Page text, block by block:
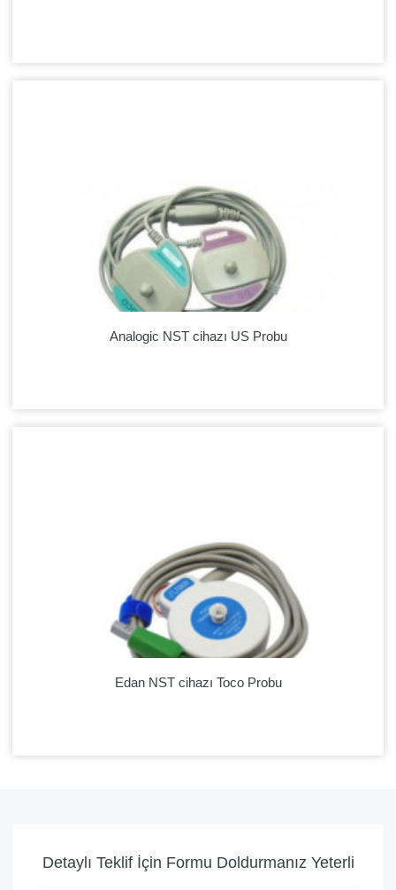
Analogic NST cihazı US Probu
Edan NST cihazı Toco Probu
Detaylı Teklif İçin Formu Doldurmanız Yeterli